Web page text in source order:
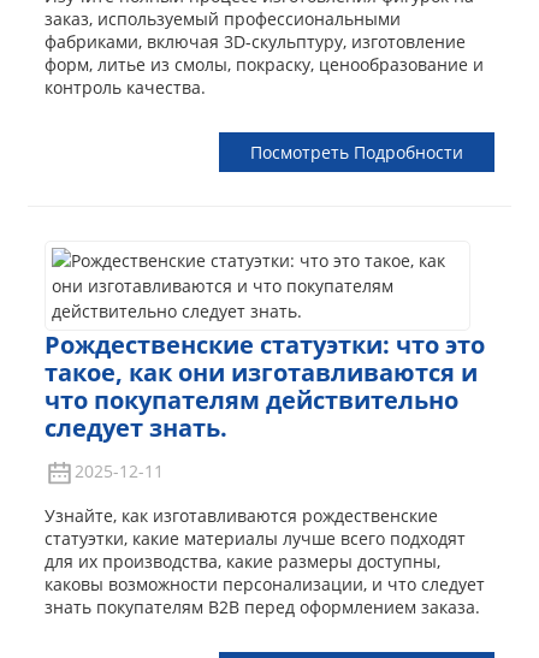
заказ, используемый профессиональными
фабриками, включая 3D-скульптуру, изготовление
форм, литье из смолы, покраску, ценообразование и
контроль качества.
Посмотреть Подробности
Рождественские статуэтки: что это
такое, как они изготавливаются и
что покупателям действительно
следует знать.
2025-12-11
Узнайте, как изготавливаются рождественские
статуэтки, какие материалы лучше всего подходят
для их производства, какие размеры доступны,
каковы возможности персонализации, и что следует
знать покупателям B2B перед оформлением заказа.